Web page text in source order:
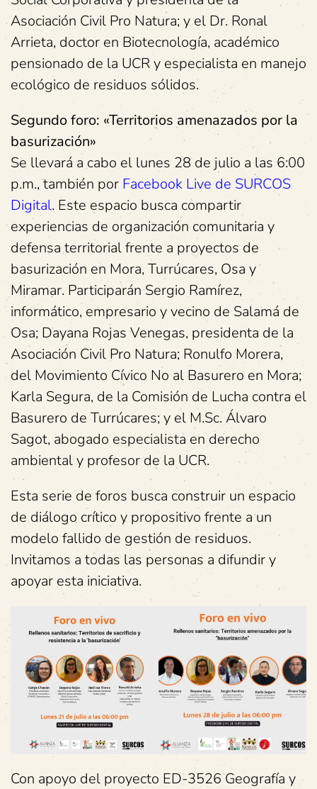
Asociación Civil Pro Natura; y el Dr. Ronal
Arrieta, doctor en Biotecnología, académico
pensionado de la UCR y especialista en manejo
ecológico de residuos sólidos.
Segundo foro: «Territorios amenazados por la
basurización»
Se llevará a cabo el lunes 28 de julio a las 6:00
p.m., también por Facebook Live de SURCOS
Digital. Este espacio busca compartir
experiencias de organización comunitaria y
defensa territorial frente a proyectos de
basurización en Mora, Turrúcares, Osa y
Miramar. Participarán Sergio Ramírez,
informático, empresario y vecino de Salamá de
Osa; Dayana Rojas Venegas, presidenta de la
Asociación Civil Pro Natura; Ronulfo Morera,
del Movimiento Cívico No al Basurero en Mora;
Karla Segura, de la Comisión de Lucha contra el
Basurero de Turrúcares; y el M.Sc. Álvaro
Sagot, abogado especialista en derecho
ambiental y profesor de la UCR.
Esta serie de foros busca construir un espacio
de diálogo crítico y propositivo frente a un
modelo fallido de gestión de residuos.
Invitamos a todas las personas a difundir y
apoyar esta iniciativa.
Con apoyo del proyecto ED-3526 Geografía y